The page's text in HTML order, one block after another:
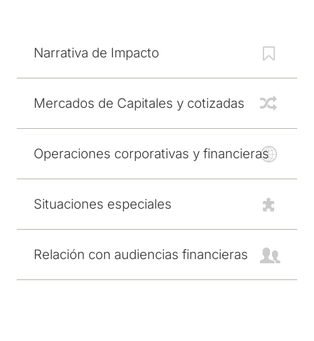
Narrativa de Impacto
Mercados de Capitales y cotizadas
Operaciones corporativas y financieras
Situaciones especiales
Relación con audiencias financieras